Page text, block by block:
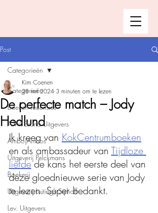
Post
Categorieën
Boeken recensies
A.W. Bruna Uitgevers
Ambo|Anthos
Uitgeverij Pelckmans
Boekerij
Uitgeverij Luitingh-Sijthoff
Lev. Uitgevers
Categorieën
De perfecte match – Jody
Hedlund
Kim Coenen
28 mrt 2024 3 minuten om te lezen
Ik kreeg van KokCentrumboeken
en als ambassadeur van Tijdloze
liefde de kans het eerste deel van
deze gloednieuwe serie van Jody
te lezen. Super bedankt.